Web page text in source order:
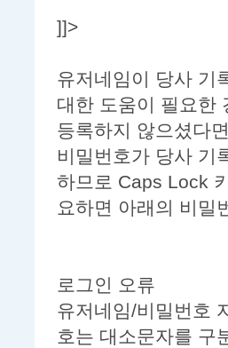
]]>
유저네임이 당사 기
대한 도움이 필요한
등록하지 않으셨다
비밀번호가 당사 기
하므로 Caps Lock
요하면 아래의 비밀
로그인 오류
유저네임/비밀번호
호는 대소문자를 구